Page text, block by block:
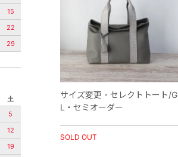
サイズ変更・セレクトトート/G
L・セミオーダー
SOLD OUT
15
22
29
土
5
12
19